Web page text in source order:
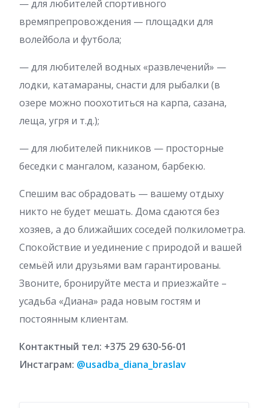
— для любителей спортивного
времяпрепровождения — площадки для
волейбола и футбола;
— для любителей водных «развлечений» —
лодки, катамараны, снасти для рыбалки (в
озере можно поохотиться на карпа, сазана,
леща, угря и т.д.);
— для любителей пикников — просторные
беседки с мангалом, казаном, барбекю.
Спешим вас обрадовать — вашему отдыху
никто не будет мешать. Дома сдаются без
хозяев, а до ближайших соседей полкилометра.
Спокойствие и уединение с природой и вашей
семьёй или друзьями вам гарантированы.
Звоните, бронируйте места и приезжайте –
усадьба «Диана» рада новым гостям и
постоянным клиентам.
Контактный тел: +375 29 630-56-01
Инстаграм: @usadba_diana_braslav